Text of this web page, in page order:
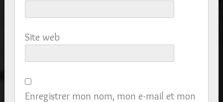
Site web
Enregistrer mon nom, mon e-mail et mon